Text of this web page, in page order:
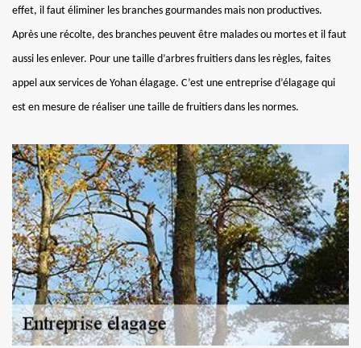
effet, il faut éliminer les branches gourmandes mais non productives.
Après une récolte, des branches peuvent être malades ou mortes et il faut
aussi les enlever. Pour une taille d’arbres fruitiers dans les règles, faites
appel aux services de Yohan élagage. C’est une entreprise d’élagage qui
est en mesure de réaliser une taille de fruitiers dans les normes.